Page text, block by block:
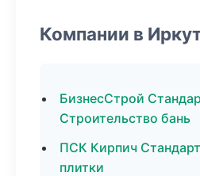
Компании в
БизнесСтрой
Строительство бань
ПСК Кирпич
плитки